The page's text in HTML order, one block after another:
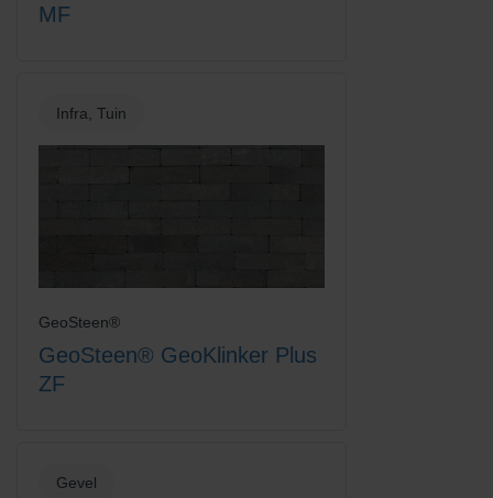
MF
Infra, Tuin
GeoSteen®
GeoSteen® GeoKlinker Plus
ZF
Gevel